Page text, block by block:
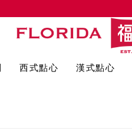
西式點心 漢式點心